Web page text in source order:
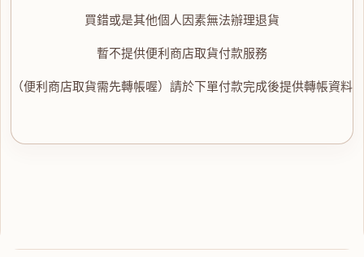
買錯或是其他個人因素無法辦理退貨
暫不提供便利商店取貨付款服務
（便利商店取貨需先轉帳喔）請於下單付款完成後提供轉帳資料